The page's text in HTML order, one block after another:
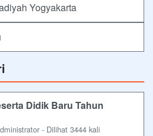
Yogyakarta
Didik Baru Tahun
- Dilihat 3444 kali